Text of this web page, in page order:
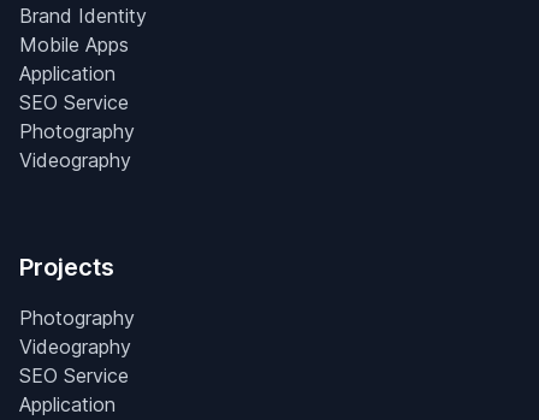
Brand Identity
Mobile Apps
Application
SEO Service
Photography
Videography
Projects
Photography
Videography
SEO Service
Application